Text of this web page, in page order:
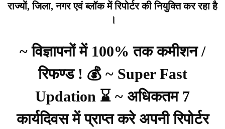
राज्यों, जिला, नगर एवं ब्लॉक में रिपोर्टर की नियुक्ति कर रहा है
।
~ विज्ञापनों में 100% तक कमीशन /
रिफण्ड ! 💰 ~ Super Fast
Updation ⌛ ~ अधिकतम 7
कार्यदिवस में प्राप्त करे अपनी रिपोर्टर